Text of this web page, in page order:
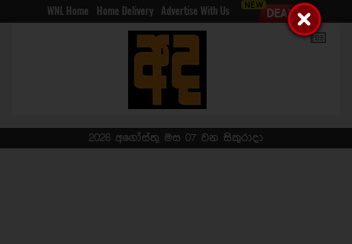
WNL Home Home Delivery Advertise With Us
2026 අගෝස්තු මස 07 වන සිකුරාදා